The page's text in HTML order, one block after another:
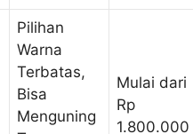
Pilihan
Warna
Terbatas,
Bisa
Menguning
Mulai dari
Rp
1.800.000